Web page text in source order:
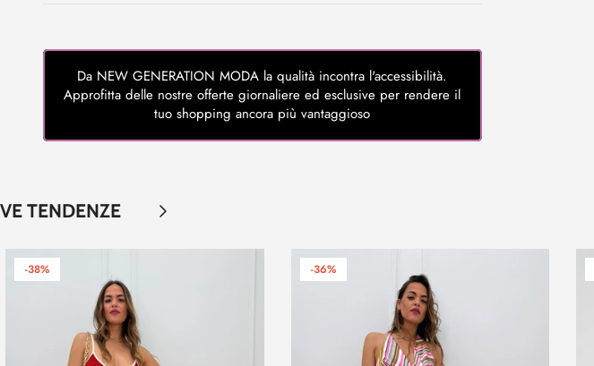
Da NEW GENERATION MODA la qualità incontra l'accessibilità.
Approfitta delle nostre offerte giornaliere ed esclusive per rendere il
tuo shopping ancora più vantaggioso
TENDENZE Avanti
-38% -36%